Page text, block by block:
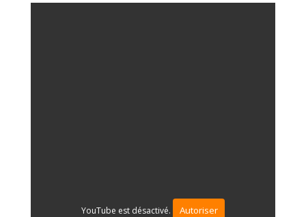
YouTube est désactivé. Autoriser